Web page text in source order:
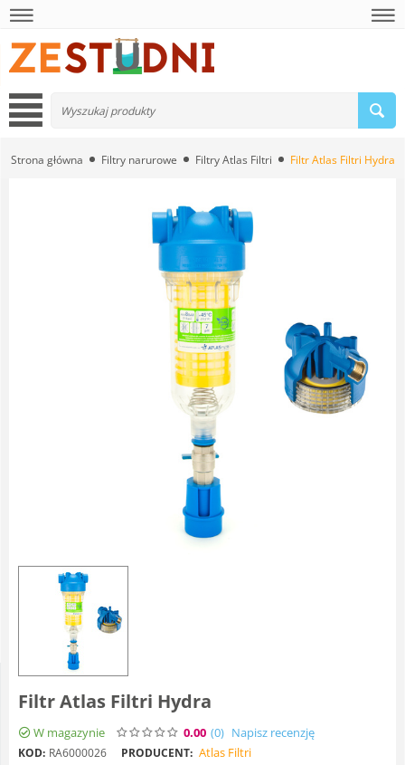
Strona główna Filtry narurowe Filtry Atlas Filtri Filtr Atlas Filtri Hydra
Filtr Atlas Filtri Hydra
W magazynie 0.00 (0) Napisz recenzję
KOD: RA6000026 PRODUCENT: Atlas Filtri